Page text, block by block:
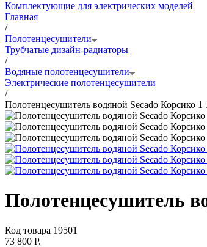
Комплектующие для электрических моделей
Главная
/
Полотенцесушители
Трубчатые дизайн-радиаторы
/
Водяные полотенцесушители
Электрические полотенцесушители
/
Полотенцесушитель водяной Secado Корсико 1
Полотенцесушитель
Код товара 19501
73 800 Р.